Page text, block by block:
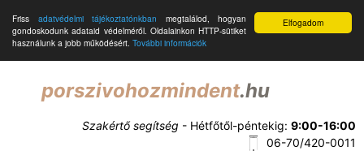
Elfogadom
Friss adatvédelmi tájékoztatónkban megtalálod, hogyan
gondoskodunk adataid védelméről. Oldalainkon HTTP-sütiket
használunk a jobb működésért. További információk
porszivohozmindent.hu
Szakértő segítség - Hétfőtől-péntekig: 9:00-16:00
06-70/420-0011